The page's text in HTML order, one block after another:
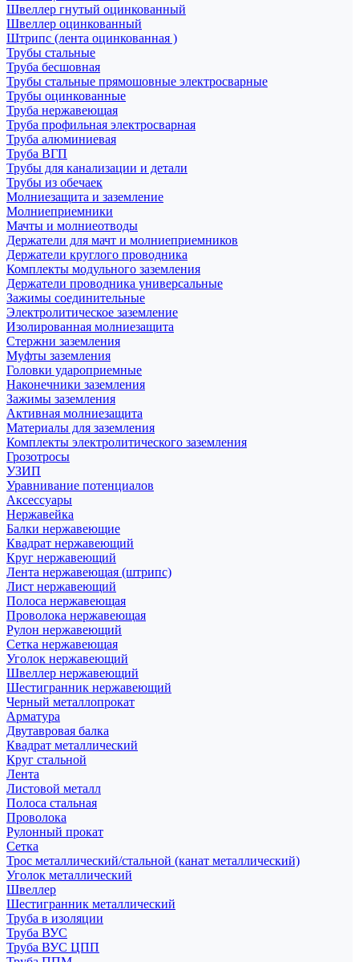
Швеллер гнутый оцинкованный
Швеллер оцинкованный
Штрипс (лента оцинкованная )
Трубы стальные
Труба бесшовная
Трубы стальные прямошовные электросварные
Трубы оцинкованные
Труба нержавеющая
Труба профильная электросварная
Труба алюминиевая
Труба ВГП
Трубы для канализации и детали
Трубы из обечаек
Молниезащита и заземление
Молниеприемники
Мачты и молниеотводы
Держатели для мачт и молниеприемников
Держатели круглого проводника
Комплекты модульного заземления
Держатели проводника универсальные
Зажимы соединительные
Электролитическое заземление
Изолированная молниезащита
Стержни заземления
Муфты заземления
Головки удароприемные
Наконечники заземления
Зажимы заземления
Активная молниезащита
Материалы для заземления
Комплекты электролитического заземления
Грозотросы
УЗИП
Уравнивание потенциалов
Аксессуары
Нержавейка
Балки нержавеющие
Квадрат нержавеющий
Круг нержавеющий
Лента нержавеющая (штрипс)
Лист нержавеющий
Полоса нержавеющая
Проволока нержавеющая
Рулон нержавеющий
Сетка нержавеющая
Уголок нержавеющий
Швеллер нержавеющий
Шестигранник нержавеющий
Черный металлопрокат
Арматура
Двутавровая балка
Квадрат металлический
Круг стальной
Лента
Листовой металл
Полоса стальная
Проволока
Рулонный прокат
Сетка
Трос металлический/стальной (канат металлический)
Уголок металлический
Швеллер
Шестигранник металлический
Труба в изоляции
Труба ВУС
Труба ВУС ЦПП